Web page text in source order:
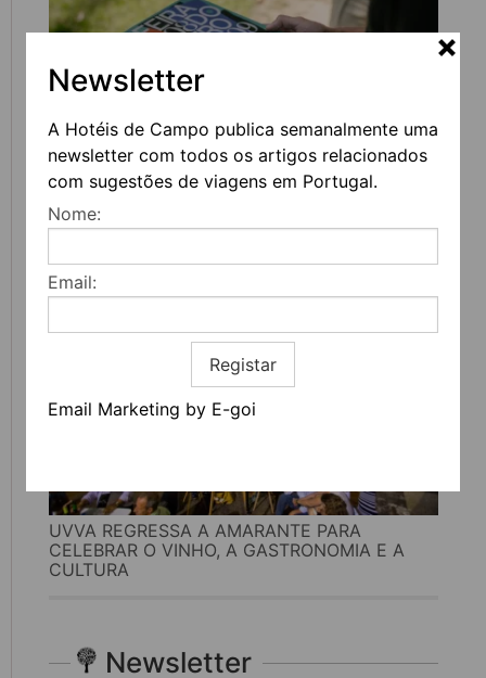
Newsletter
A Hotéis de Campo publica semanalmente uma
newsletter com todos os artigos relacionados
com sugestões de viagens em Portugal.
Nome:
Email:
Registar
Email Marketing by E-goi
FEIRA DO LIVRO DO PORTO REGRESSA COM
MAIS DE 200 ATIVIDADES DEDICADAS À
LITERATURA, MÚSICA E PENSAMENTO
UVVA REGRESSA A AMARANTE PARA
CELEBRAR O VINHO, A GASTRONOMIA E A
CULTURA
Newsletter